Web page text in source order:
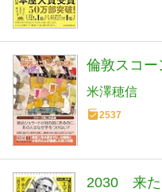
倫敦スコー
米澤穂信
2537
2030 来た